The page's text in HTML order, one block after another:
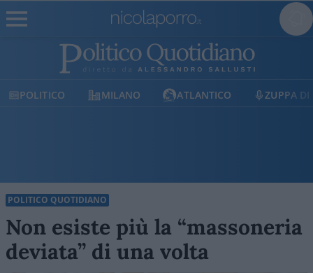
POLITICO MILANO ATLANTICO ZUPPA DI
POLITICO QUOTIDIANO
Non esiste più la “massoneria
deviata” di una volta